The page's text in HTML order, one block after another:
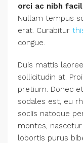
orci ac nibh
Nullam tempus
erat. Curabitur
congue.
Duis mattis
sollicitudin at.
pretium. Donec
sodales est, eu
sociis natoque
montes,
lobortis purus